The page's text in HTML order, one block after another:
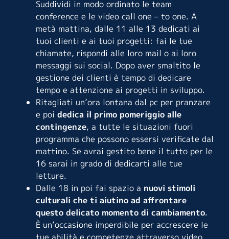
Suddividi in modo ordinato le team
conference e le video call one – to one. A
metà mattina, dalle 11 alle 13 dedicati ai
tuoi clienti e ai tuoi progetti: fai le tue
chiamate, rispondi alle loro mail o ai loro
messaggi sui social. Dopo aver smaltito le
gestione dei clienti è tempo di dedicare
tempo e attenzione ai progetti in sviluppo.
Ritagliati un’ora lontana dal pc per pranzare
e poi dedica il primo pomeriggio alle
contingenze, a tutte le situazioni fuori
programma che possono essersi verificate dal
mattino. Se avrai gestito bene il tutto per le
16 sarai in grado di dedicarti alle tue
letture.
Dalle 18 in poi fai spazio a nuovi stimoli
culturali che ti aiutino ad affrontare
questo delicato momento di cambiamento.
È un’occasione imperdibile per accrescere le